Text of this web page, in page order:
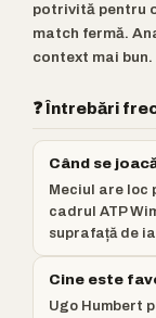
potrivită pentru
match fermă.
context mai
❓ Întrebări
Când se
Meciul are loc
cadrul ATP
suprafață de
Cine este
Ugo Humbert